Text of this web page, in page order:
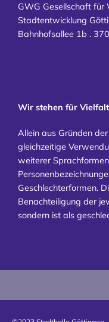
GWG Gesellschaft
Stadtentwicklung
Bahnhofsallee 1b .
Wir stehen für
Allein aus Gründen
gleichzeitige
weiterer
Geschlechterformen.
Benachteiligung der
sondern ist als